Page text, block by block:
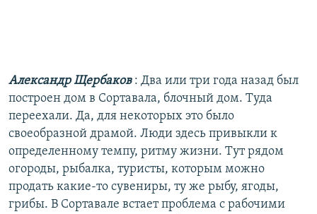
Александр Щербаков : Два или три года назад был
построен дом в Сортавала, блочный дом. Туда
переехали. Да, для некоторых это было
своеобразной драмой. Люди здесь привыкли к
определенному темпу, ритму жизни. Тут рядом
огороды, рыбалка, туристы, которым можно
продать какие-то сувениры, ту же рыбу, ягоды,
грибы. В Сортавале встает проблема с рабочими